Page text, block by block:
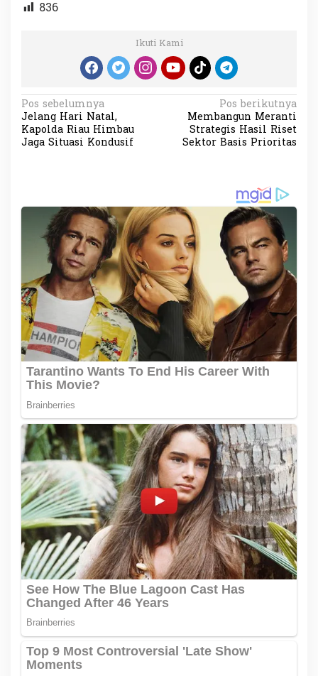
836
Ikuti Kami
N
a
v
a
o
s
Pos sebelumnya
Jelang Hari Natal,
Kapolda Riau Himbau
Jaga Situasi Kondusif
Pos berikutnya
Membangun Meranti
Strategis Hasil Riset
Sektor Basis Prioritas